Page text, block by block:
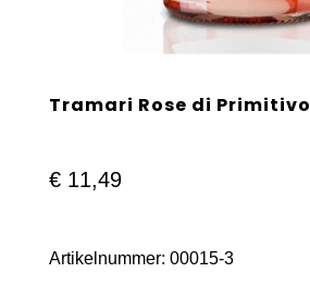
Tramari Rose di Primitivo
€11,49
Artikelnummer: 00015-3